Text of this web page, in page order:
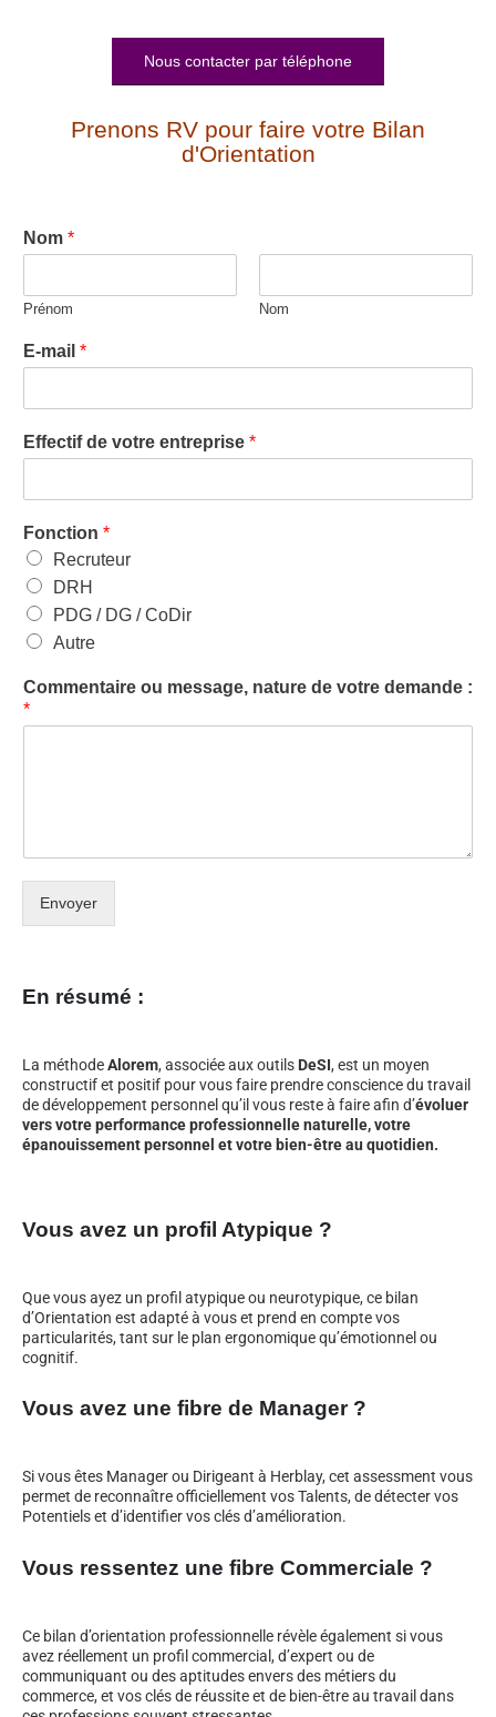
Nous contacter par téléphone
Prenons RV pour faire votre Bilan
d'Orientation
Nom *
Prénom Nom
E-mail *
Effectif de votre entreprise *
Fonction *
Recruteur
DRH
PDG / DG / CoDir
Autre
Commentaire ou message, nature de votre demande :
*
Envoyer
En résumé :
La méthodeAlorem, associée aux outils DeSI, est un moyen
constructif et positif pour vous faire prendre conscience du travail
de développement personnel qu’il vous reste à faire afin d’évoluer
vers votre performance professionnelle naturelle, votre
épanouissement personnel et votre bien-être au quotidien.
Vous avez un profil Atypique ?
Que vous ayez un profil atypique ou neurotypique, ce bilan
d’Orientation est adapté à vous et prend en compte vos
particularités, tant sur le plan ergonomique qu’émotionnel ou
cognitif.
Vous avez une fibre de Manager ?
Si vous êtes Manager ou Dirigeant à Herblay, cet assessment vous
permet de reconnaître officiellement vos Talents, de détecter vos
Potentiels et d’identifier vos clés d’amélioration.
Vous ressentez une fibre Commerciale ?
Ce bilan d’orientation professionnelle révèle également si vous
avez réellement un profil commercial, d’expert ou de
communiquant ou des aptitudes envers des métiers du
commerce, et vos clés de réussite et de bien-être au travail dans